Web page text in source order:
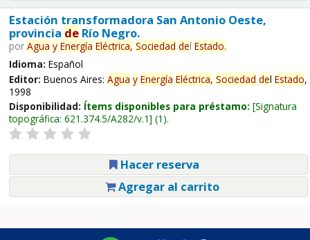
Estación transformadora San Antonio Oeste,
provincia deRío Negro.
por Agua y Energía Eléctrica, Sociedad del Estado.
Idioma: Español
Editor: Buenos Aires: Agua y Energía Eléctrica, Sociedad del Estado,
1998
Disponibilidad: Ítems disponibles para préstamo: Signatura
topográfica: 621.374.5/A282/v.1 (1).
Hacer reserva
Agregar al carrito